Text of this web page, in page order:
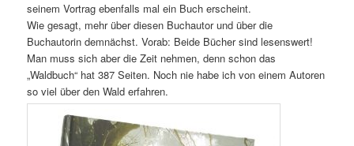
seinem Vortrag ebenfalls mal ein Buch erscheint.
Wie gesagt, mehr über diesen Buchautor und über die
Buchautorin demnächst. Vorab: Beide Bücher sind lesenswert!
Man muss sich aber die Zeit nehmen, denn schon das
„Waldbuch“ hat 387 Seiten. Noch nie habe ich von einem Autoren
so viel über den Wald erfahren.